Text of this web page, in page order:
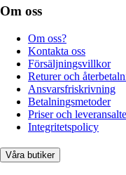
Om oss
Om oss?
Kontakta oss
Försäljningsvillkor
Returer och
Ansvarsfriskrivning
Betalningsmetoder
Priser och
Integritetspolicy
Våra butiker